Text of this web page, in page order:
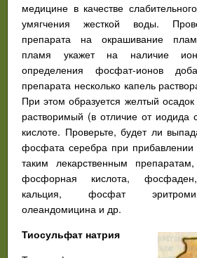
медицине в качестве
умягчения жесткой воды.
препарата на окрашивание
пламя укажет на наличие
определения фосфат-ионов
препарата несколько капель
При этом образуется желтый
растворимый (в отличие от иодида
кислоте. Проверьте, будет ли
фосфата серебра при прибавлении
таким лекарственным
фосфорная кислота,
кальция, фосфат
олеандомицина и др.
Тиосульфат натрия